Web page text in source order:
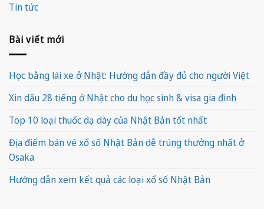
Tin tức
Bài viết mới
Học bằng lái xe ở Nhật: Hướng dẫn đầy đủ cho người Việt
Xin dấu 28 tiếng ở Nhật cho du học sinh & visa gia đình
Top 10 loại thuốc dạ dày của Nhật Bản tốt nhất
Địa điểm bán vé xổ số Nhật Bản dễ trúng thưởng nhất ở
Osaka
Hướng dẫn xem kết quả các loại xổ số Nhật Bản